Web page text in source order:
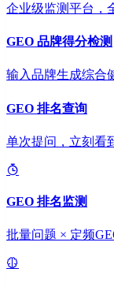
企业级监测平台，
GEO 品牌得分检测
输入品牌生成综合
GEO 排名查询
单次提问，立刻看
GEO 排名监测
批量问题 × 定频